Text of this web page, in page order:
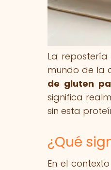
La
mundo de la
de gluten
significa
sin esta
¿Qué
En el